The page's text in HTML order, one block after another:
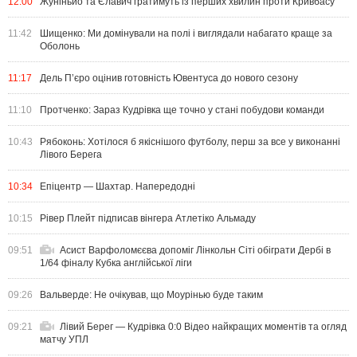
11:42
Шищенко: Ми домінували на полі і виглядали набагато краще за
Оболонь
11:17 Дель П’єро оцінив готовність Ювентуса до нового сезону
11:10 Протченко: Зараз Кудрівка ще точно у стані побудови команди
10:43
Рябоконь: Хотілося б якіснішого футболу, перш за все у виконанні
Лівого Берега
10:34 Епіцентр — Шахтар. Напередодні
10:15 Рівер Плейт підписав вінгера Атлетіко Альмаду
09:51
Асист Варфоломєєва допоміг Лінкольн Сіті обіграти Дербі в
1/64 фіналу Кубка англійської ліги
09:26 Вальверде: Не очікував, що Моурінью буде таким
09:21
Лівий Берег — Кудрівка 0:0 Відео найкращих моментів та огляд
матчу УПЛ